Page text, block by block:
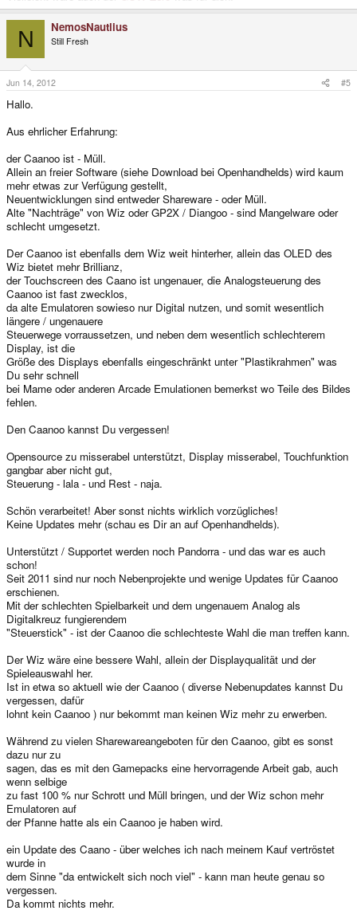
N NemosNautlius
Still Fresh
Jun 14, 2012 #5
Hallo.
Aus ehrlicher Erfahrung:
der Caanoo ist - Müll.
Allein an freier Software (siehe Download bei Openhandhelds) wird kaum
mehr etwas zur Verfügung gestellt,
Neuentwicklungen sind entweder Shareware - oder Müll.
Alte "Nachträge" von Wiz oder GP2X / Diangoo - sind Mangelware oder
schlecht umgesetzt.
Der Caanoo ist ebenfalls dem Wiz weit hinterher, allein das OLED des
Wiz bietet mehr Brillianz,
der Touchscreen des Caano ist ungenauer, die Analogsteuerung des
Caanoo ist fast zwecklos,
da alte Emulatoren sowieso nur Digital nutzen, und somit wesentlich
längere / ungenauere
Steuerwege vorraussetzen, und neben dem wesentlich schlechterem
Display, ist die
Größe des Displays ebenfalls eingeschränkt unter "Plastikrahmen" was
Du sehr schnell
bei Mame oder anderen Arcade Emulationen bemerkst wo Teile des Bildes
fehlen.
Den Caanoo kannst Du vergessen!
Opensource zu misserabel unterstützt, Display misserabel, Touchfunktion
gangbar aber nicht gut,
Steuerung - lala - und Rest - naja.
Schön verarbeitet! Aber sonst nichts wirklich vorzügliches!
Keine Updates mehr (schau es Dir an auf Openhandhelds).
Unterstützt / Supportet werden noch Pandorra - und das war es auch
schon!
Seit 2011 sind nur noch Nebenprojekte und wenige Updates für Caanoo
erschienen.
Mit der schlechten Spielbarkeit und dem ungenauem Analog als
Digitalkreuz fungierendem
"Steuerstick" - ist der Caanoo die schlechteste Wahl die man treffen kann.
Der Wiz wäre eine bessere Wahl, allein der Displayqualität und der
Spieleauswahl her.
Ist in etwa so aktuell wie der Caanoo ( diverse Nebenupdates kannst Du
vergessen, dafür
lohnt kein Caanoo ) nur bekommt man keinen Wiz mehr zu erwerben.
Während zu vielen Sharewareangeboten für den Caanoo, gibt es sonst
dazu nur zu
sagen, das es mit den Gamepacks eine hervorragende Arbeit gab, auch
wenn selbige
zu fast 100 % nur Schrott und Müll bringen, und der Wiz schon mehr
Emulatoren auf
der Pfanne hatte als ein Caanoo je haben wird.
ein Update des Caano - über welches ich nach meinem Kauf vertröstet
wurde in
dem Sinne "da entwickelt sich noch viel" - kann man heute genau so
vergessen.
Da kommt nichts mehr.